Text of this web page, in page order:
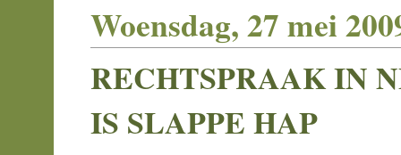
Woensdag, 27 mei
RECHTSPRAAK IN
IS SLAPPE HAP